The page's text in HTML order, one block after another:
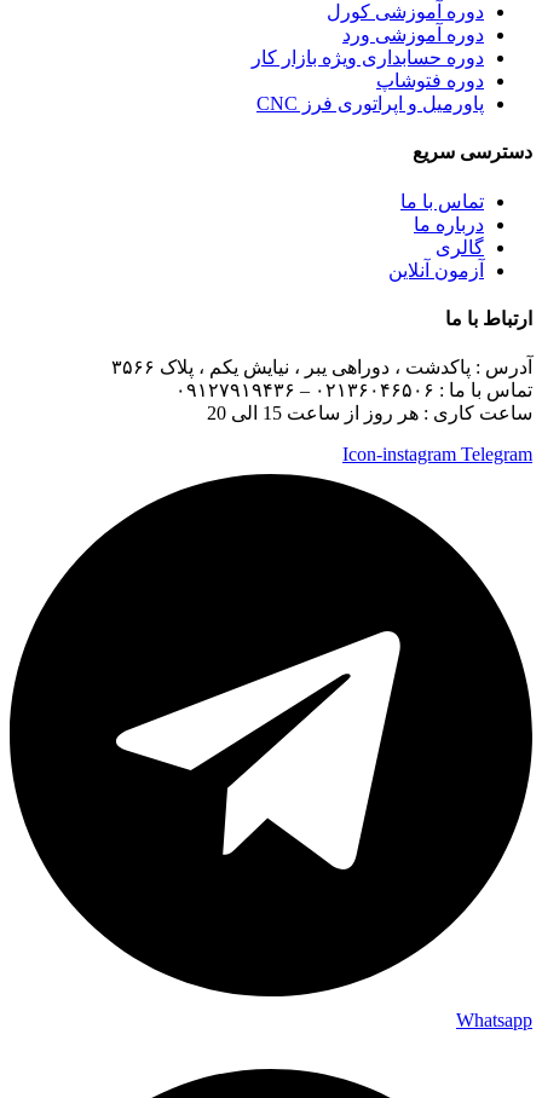
دوره آموزشی کورل
دوره آموزشی ورد
دوره حسابداری ویژه بازار کار
دوره فتوشاپ
پاورمیل و اپراتوری فرز CNC
دسترسی سریع
تماس با ما
درباره ما
گالری
آزمون آنلاین
ارتباط با ما
آدرس : پاکدشت ، دوراهی یبر ، نیایش یکم ، پلاک ۳۵۶۶
تماس با ما :
ساعت کاری : هر روز از ساعت 15 الی 20
Icon-instagram Telegram
Whatsapp